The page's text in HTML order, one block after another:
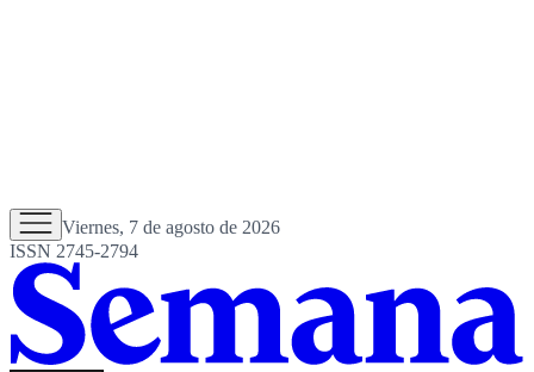
Viernes, 7 de agosto de 2026
ISSN 2745-2794